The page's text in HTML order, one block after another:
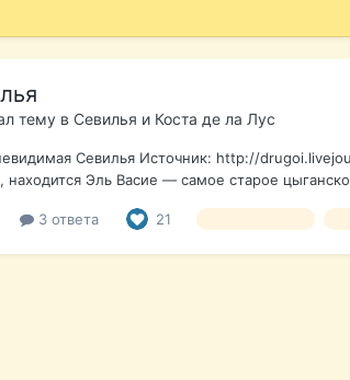
тему в Севилья и Коста де ла Лус
Севилья Источник: http://
Эль Васие — самое старое
3 ответа 21